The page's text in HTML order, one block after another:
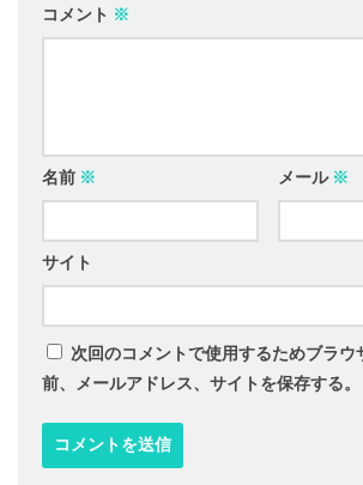
コメント ※
名前 ※ メール ※
サイト
次回のコメントで使用するためブラウ
前、メールアドレス、サイトを保存する。